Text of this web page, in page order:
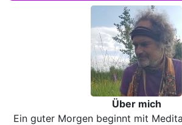
Über mich
Ein guter Morgen beginnt mit